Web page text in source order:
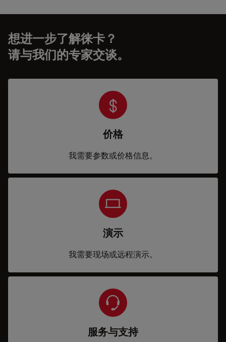
想进一步了解徕卡？
请与我们的专家交谈。
价格
我需要参数或价格信息。
演示
我需要现场或远程演示。
服务与支持